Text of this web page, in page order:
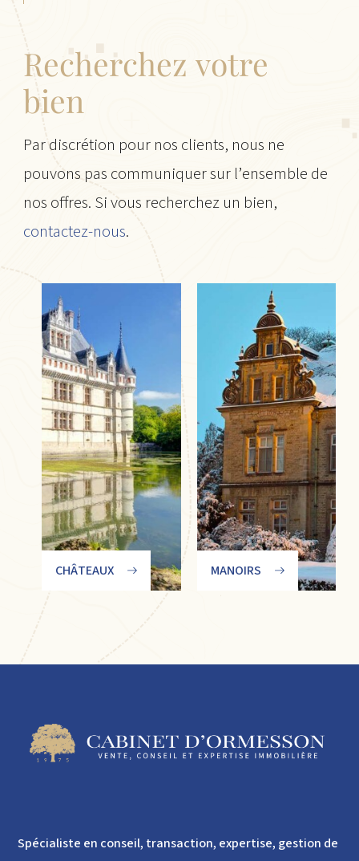
Recherchez votre
bien
Par discrétion pour nos clients, nous ne
pouvons pas communiquer sur l’ensemble de
nos offres. Si vous recherchez un bien,
contactez-nous.
CHÂTEAUX MANOIRS
Spécialiste en conseil, transaction, expertise, gestion de